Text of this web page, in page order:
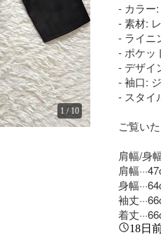
1 / 10
- カラー
- 素材:
- ライニ
- ポケッ
- デザイ
- 袖口:
- スタイ
ご覧い
肩幅/身
肩幅
身幅
袖丈
着丈
18日